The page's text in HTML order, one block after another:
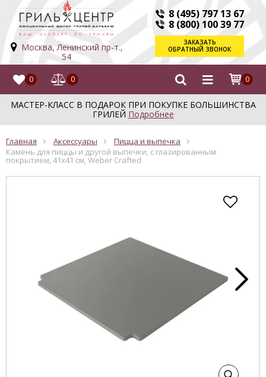
Москва, Ленинский пр-т.,
54
8 (495) 797 13 67
8 (800) 100 39 77
ЗАКАЗАТЬ
ОБРАТНЫЙ ЗВОНОК
0 0 0
МАСТЕР-КЛАСС В ПОДАРОК ПРИ ПОКУПКЕ БОЛЬШИНСТВА
ГРИЛЕЙ Подробнее
Главная Аксессуары
Пицца и выпечка
Камень для пиццы и другой выпечки, с глазированным
покрытием, 41x41 см, Weber Crafted